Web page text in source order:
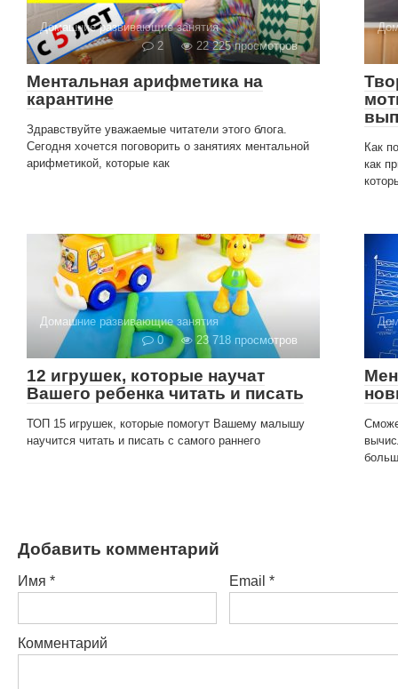
Домашние развивающие занятия
2
22 225 просмотров
Ментальная арифметика на
карантине
Здравствуйте уважаемые читатели этого блога.
Сегодня хочется поговорить о занятиях ментальной
арифметикой, которые как
Как
как
Домашние развивающие занятия
0
23 718 просмотров
12 игрушек, которые научат
Вашего ребенка читать и писать
ТОП 15 игрушек, которые помогут Вашему малышу
научится читать и писать с самого раннего
Добавить комментарий
Имя * Email *
Комментарий